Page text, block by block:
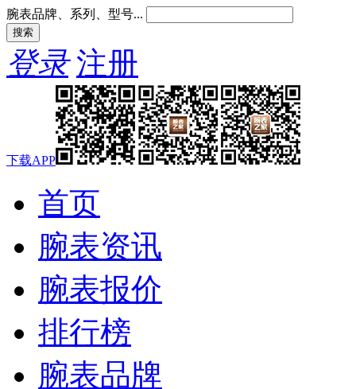
腕表品牌、系列、型号...
登录 注册
下载APP
首页
腕表资讯
腕表报价
排行榜
腕表品牌